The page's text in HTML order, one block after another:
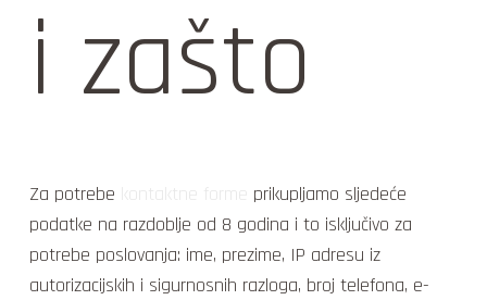
i zašto
Za potrebe
prikupljamo sljedeće
podatke na razdoblje od 8 godina i to isključivo za
potrebe poslovanja: ime, prezime, IP adresu iz
autorizacijskih i sigurnosnih razloga, broj telefona, e-